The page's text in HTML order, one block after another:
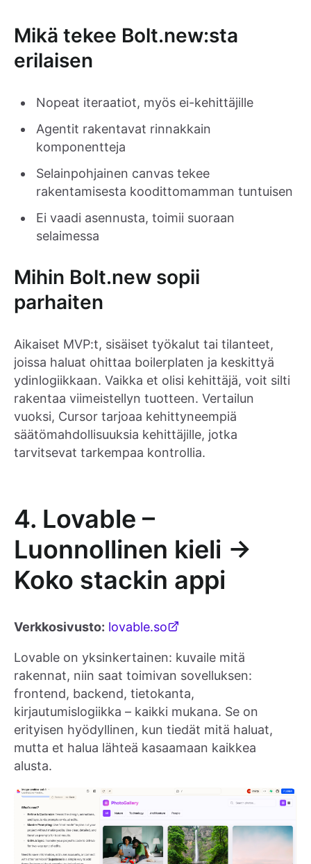
Mikä tekee Bolt.new:sta
erilaisen
Nopeat iteraatiot, myös ei-kehittäjille
Agentit rakentavat rinnakkain
komponentteja
Selainpohjainen canvas tekee
rakentamisesta koodittomamman tuntuisen
Ei vaadi asennusta, toimii suoraan
selaimessa
Mihin Bolt.new sopii
parhaiten
Aikaiset MVP:t, sisäiset työkalut tai tilanteet,
joissa haluat ohittaa boilerplaten ja keskittyä
ydinlogiikkaan. Vaikka et olisi kehittäjä, voit silti
rakentaa viimeistellyn tuotteen. Vertailun
vuoksi, Cursor tarjoaa kehittyneempiä
säätömahdollisuuksia kehittäjille, jotka
tarvitsevat tarkempaa kontrollia.
4. Lovable –
Luonnollinen kieli →
Koko stackin appi
Verkkosivusto: lovable.so
Lovable on yksinkertainen: kuvaile mitä
rakennat, niin saat toimivan sovelluksen:
frontend, backend, tietokanta,
kirjautumislogiikka – kaikki mukana. Se on
erityisen hyödyllinen, kun tiedät mitä haluat,
mutta et halua lähteä kasaamaan kaikkea
alusta.